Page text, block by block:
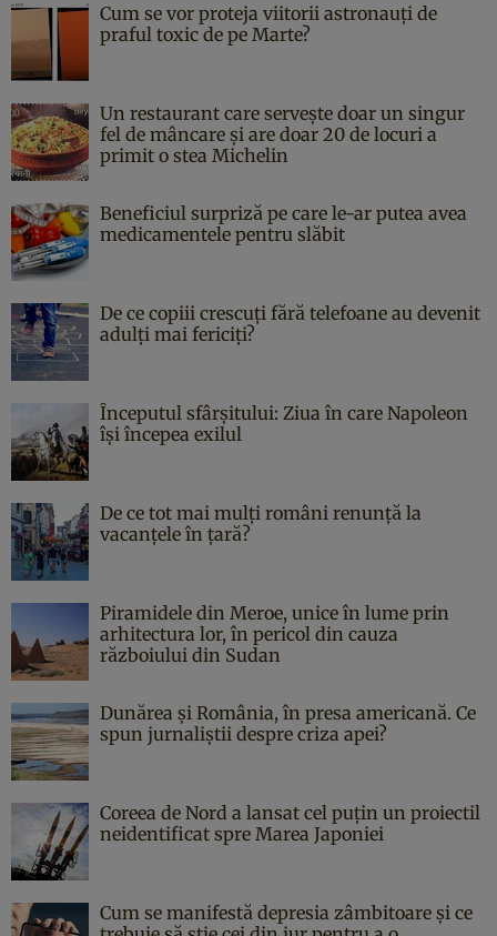
Cum se vor proteja viitorii astronauți de
praful toxic de pe Marte?
Un restaurant care servește doar un singur
fel de mâncare și are doar 20 de locuri a
primit o stea Michelin
Beneficiul surpriză pe care le-ar putea avea
medicamentele pentru slăbit
De ce copiii crescuți fără telefoane au devenit
adulți mai fericiți?
Începutul sfârşitului: Ziua în care Napoleon
îşi începea exilul
De ce tot mai mulți români renunță la
vacanțele în țară?
Piramidele din Meroe, unice în lume prin
arhitectura lor, în pericol din cauza
războiului din Sudan
Dunărea și România, în presa americană. Ce
spun jurnaliștii despre criza apei?
Coreea de Nord a lansat cel puțin un proiectil
neidentificat spre Marea Japoniei
Cum se manifestă depresia zâmbitoare și ce